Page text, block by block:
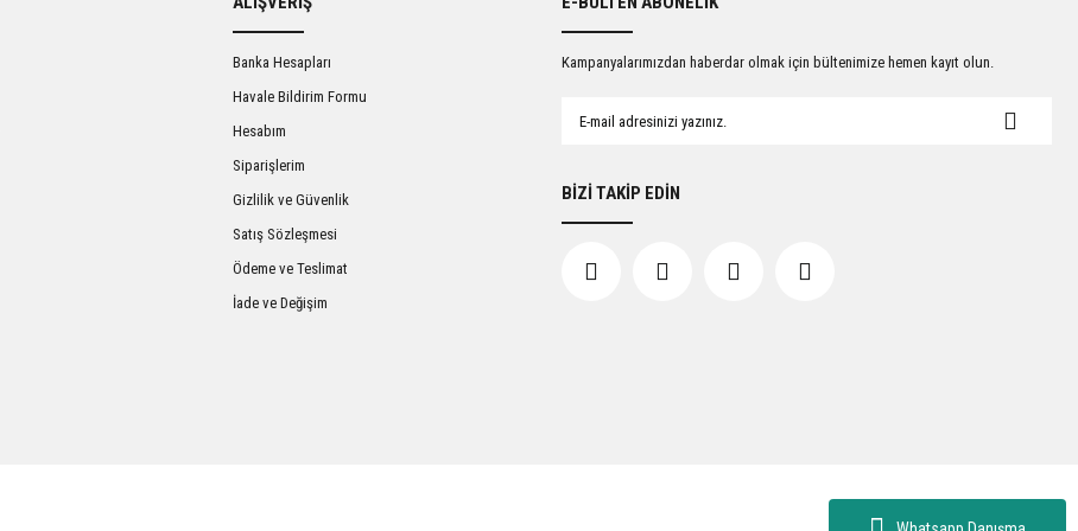
Gönder
Banka Hesapları
Havale Bildirim Formu
Hesabım
Siparişlerim
Gizlilik ve Güvenlik
Satış Sözleşmesi
Ödeme ve Teslimat
İade ve Değişim
Kampanyalarımızdan haberdar olmak için bültenimize hemen kayıt olun.
BİZİ TAKİP EDİN